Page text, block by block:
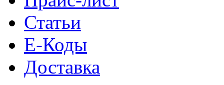
Статьи
Е-Коды
Доставка